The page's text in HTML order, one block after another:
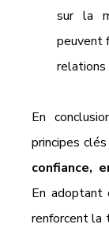
sur la
peuvent
En
principes
confiance,
En adoptant
renforcent la